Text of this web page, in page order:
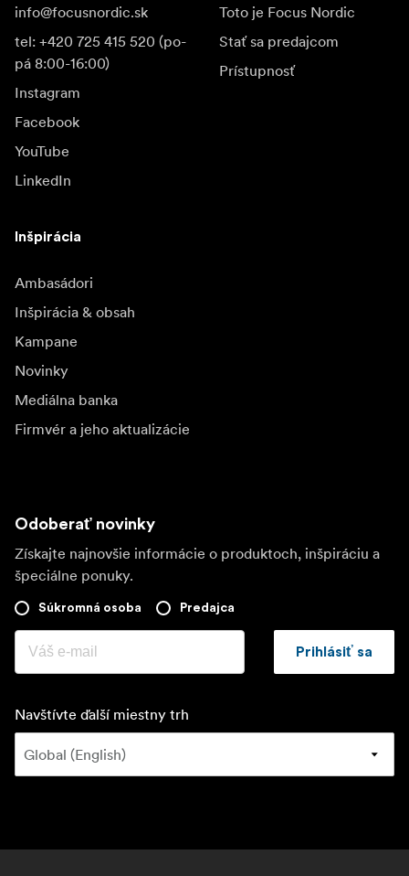
info@focusnordic.sk
tel: +420 725 415 520 (po-
pá 8:00-16:00)
Instagram
Facebook
YouTube
LinkedIn
Toto je Focus Nordic
Stať sa predajcom
Prístupnosť
Inšpirácia
Ambasádori
Inšpirácia & obsah
Kampane
Novinky
Mediálna banka
Firmvér a jeho aktualizácie
Odoberať novinky
Získajte najnovšie informácie o produktoch, inšpiráciu a
špeciálne ponuky.
Súkromná osoba Predajca
Prihlásiť sa
Navštívte ďalší miestny trh